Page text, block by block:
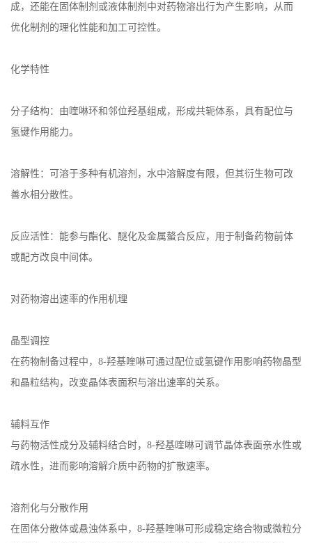
成，还能在固体制剂或液体制剂中对药物溶出行为产生影响，从而
优化制剂的理化性能和加工可控性。
化学特性
分子结构：由喹啉环和邻位羟基组成，形成共轭体系，具有配位与
氢键作用能力。
溶解性：可溶于多种有机溶剂，水中溶解度有限，但其衍生物可改
善水相分散性。
反应活性：能参与酯化、醚化及金属螯合反应，用于制备药物前体
或配方改良中间体。
对药物溶出速率的作用机理
晶型调控
在药物制备过程中， 8-羟基喹啉可通过配位或氢键作用影响药物晶型
和晶粒结构，改变晶体表面积与溶出速率的关系。
辅料互作
与药物活性成分及辅料结合时， 8-羟基喹啉可调节晶体表面亲水性或
疏水性，进而影响溶解介质中药物的扩散速率。
溶剂化与分散作用
在固体分散体或悬浊体系中， 8-羟基喹啉可形成稳定络合物或微粒分